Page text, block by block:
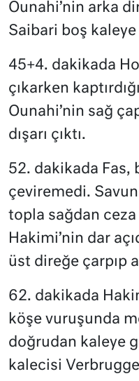
Ounahi’nin arka
Saibari boş
45+4. dakikada
çıkarken
Ounahi’nin sağ
dışarı çıktı.
52. dakikada Fas,
çeviremedi.
topla sağdan ceza
Hakimi’nin dar
üst direğe çarpıp
62. dakikada
köşe vuruşunda
doğrudan kaleye
kalecisi